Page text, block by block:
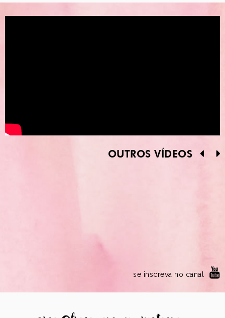
OUTROS VÍDEOS
se inscreva no canal